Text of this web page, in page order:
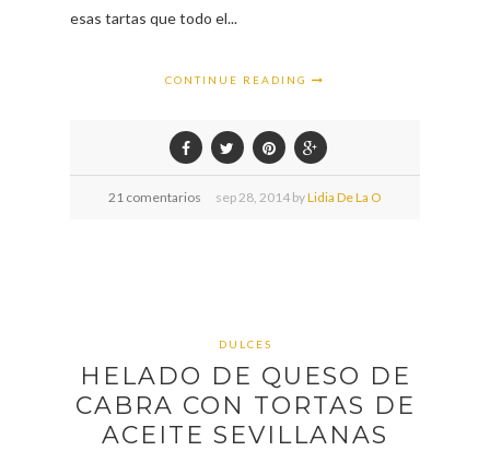
esas tartas que todo el...
CONTINUE READING
21 comentarios sep 28, 2014 byLidia De La O
DULCES
HELADO DE QUESO DE
CABRA CON TORTAS DE
ACEITE SEVILLANAS